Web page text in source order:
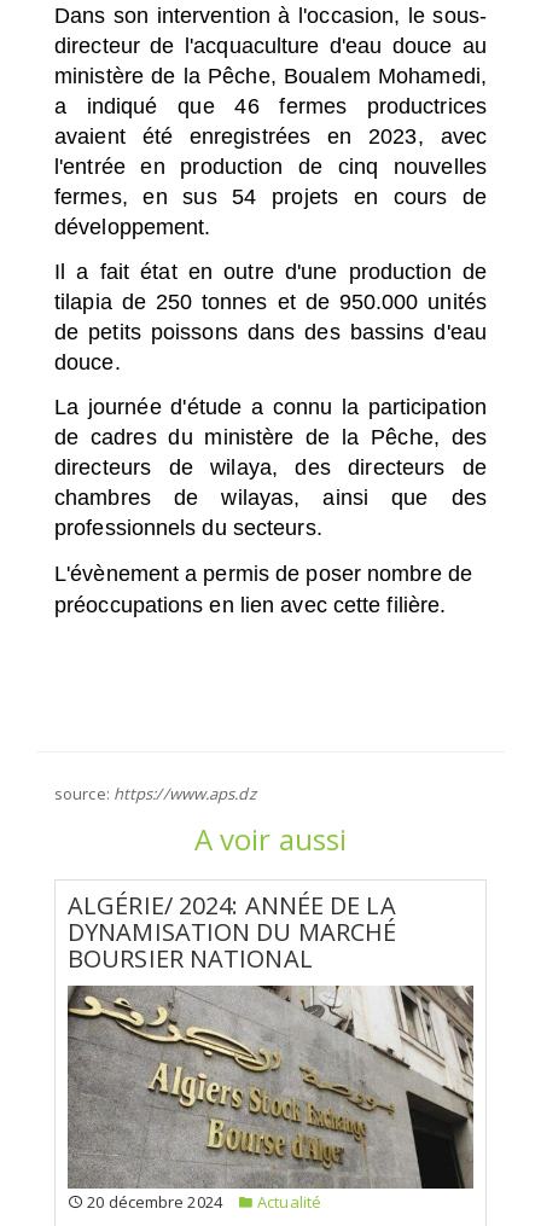
Dans son intervention à l'occasion, le sous-
directeur de l'acquaculture d'eau douce au
ministère de la Pêche, Boualem Mohamedi,
a indiqué que 46 fermes productrices
avaient été enregistrées en 2023, avec
l'entrée en production de cinq nouvelles
fermes, en sus 54 projets en cours de
développement.
Il a fait état en outre d'une production de
tilapia de 250 tonnes et de 950.000 unités
de petits poissons dans des bassins d'eau
douce.
La journée d'étude a connu la participation
de cadres du ministère de la Pêche, des
directeurs de wilaya, des directeurs de
chambres de wilayas, ainsi que des
professionnels du secteurs.
L'évènement a permis de poser nombre de
préoccupations en lien avec cette filière.
source: https://www.aps.dz
A voir aussi
ALGÉRIE/ 2024: ANNÉE DE LA
DYNAMISATION DU MARCHÉ
BOURSIER NATIONAL
20 décembre 2024
Actualité